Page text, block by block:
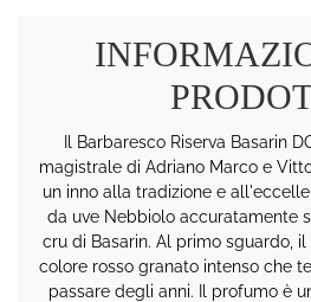
Il Barbaresco Riserva Basarin
magistrale di Adriano Marco e
un inno alla tradizione e
da uve Nebbiolo accuratamente
cru di Basarin. Al primo sguardo,
colore rosso granato intenso che
passare degli anni. Il profumo è